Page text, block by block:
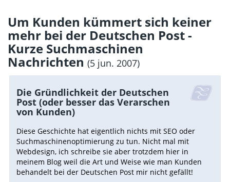
Um Kunden kümmert sich keiner
mehr bei der Deutschen Post -
Kurze Suchmaschinen
Nachrichten (5 jun. 2007)
Die Gründlichkeit der Deutschen
Post (oder besser das Verarschen
von Kunden)
Diese Geschichte hat eigentlich nichts mit SEO oder
Suchmaschinenoptimierung zu tun. Nicht mal mit
Webdesign, ich schreibe sie aber trotzdem hier in
meinem Blog weil die Art und Weise wie man Kunden
behandelt bei der Deutschen Post mir nicht gefällt!